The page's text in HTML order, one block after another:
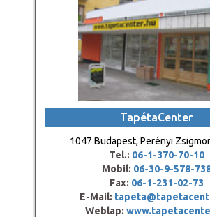
TapétaCenter
1047 Budapest, Perényi
Tel.: 06-1-370-70-10
Mobil: 06-30-9-578-
Fax: 06-1-231-02-73
E-Mail:
Weblap: